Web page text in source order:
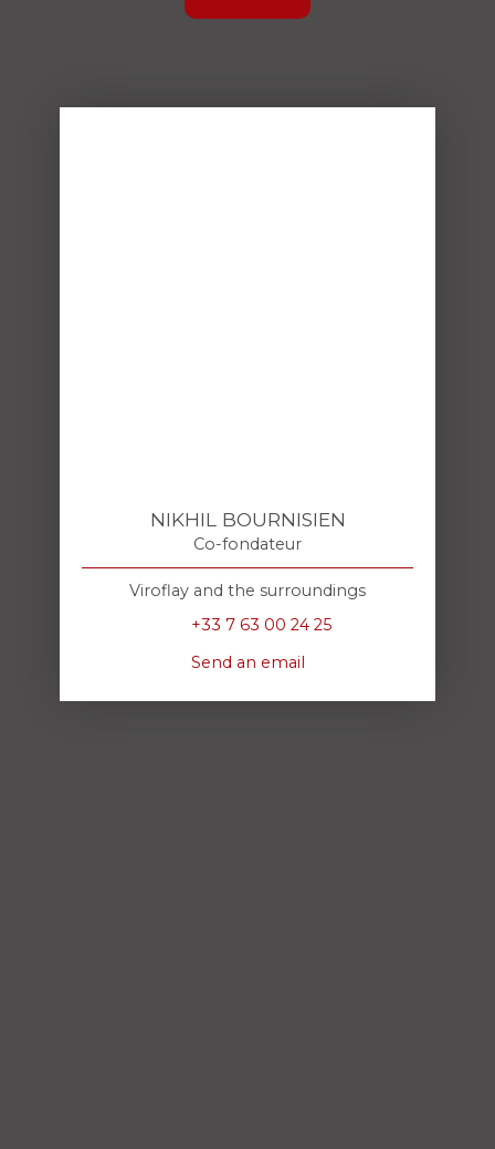
NIKHIL BOURNISIEN
Co-fondateur
Viroflay and the surroundings
+33 7 63 00 24 25
Send an email